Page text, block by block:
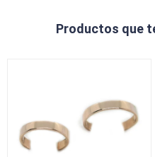
Productos que